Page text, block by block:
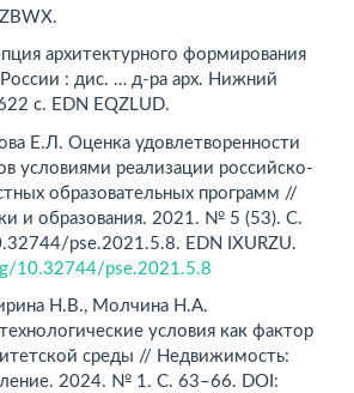
архитектурного формирования
России : дис. … д-ра арх. Нижний
с. EDN EQZLUD.
Е.Л. Оценка удовлетворенности
условиями реализации российско-
образовательных программ //
и образования. 2021. № 5 (53). С.
pse.2021.5.8. EDN IXURZU.
10.32744/pse.2021.5.8
Н.В., Молчина Н.А.
условия как фактор
среды // Недвижимость:
2024. № 1. С. 63–66. DOI: